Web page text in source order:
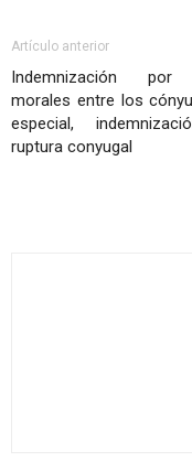
Artículo anterior
Indemnización por
morales entre los
especial,
ruptura conyugal